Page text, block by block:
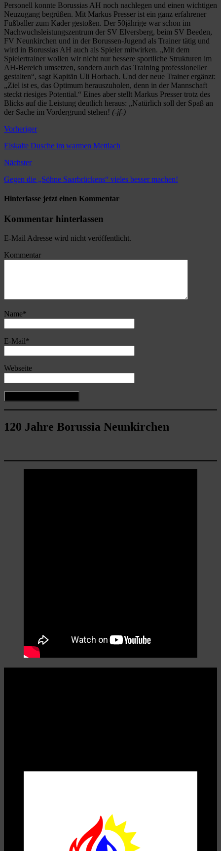
Personell konnte Borussias AH noch nachlegen und einen wichtigen
Neuzugang begrüßen. Mit Markus Presser ist ein ganz erfahrener
Fußballer zum Kader gestoßen. Der 50jährige war schon im
Nachwuchsleistungszentrum der SV Elversberg, beim SV Beeden,
FV Neunkirchen und in der Borussen-Jugend als Trainer tätig und
wird in Borussias AH auch als Spieler mitwirken. „Mit dem
Spielertrainer wollen wir nicht nur bessere sportliche Strukturen im
AH-Bereich umsetzen, sondern auch das Training professioneller
gestalten“, sagt Kapitän Uli Horbach. Und der neue Trainer ergänzt:
„Ziel ist es, das Optimum herauszuholen, denn in der Mannschaft
steckt riesiges Potential.“ Eines aber stellt Markus Presser trotz des
Blicks auf die Leistung deutlich heraus: „Natürlich soll der Spaß an
der Sache im Vordergrund stehen! (-jf-)
Vorheriger
Eiskalte Dusche im warmen Mettlach
Nächster
Gegen die „Söhne Saarbrückens“ vieles besser machen!
Hinterlasse jetzt einen Kommentar
Kommentar hinterlassen
E-Mail Adresse wird nicht veröffentlicht.
Kommentar
Name*
E-Mail*
Webseite
120 Jahre Borussia Neunkirchen